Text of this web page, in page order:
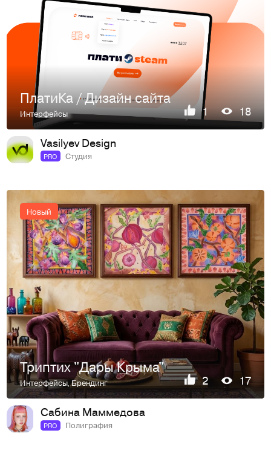
ПлатиКа / Дизайн сайта
Интерфейсы 1 18
Vasilyev Design
PRO Студия
Новый
Триптих "Дары Крыма"
Интерфейсы,Брендинг 2 17
Сабина Маммедова
PRO Полиграфия